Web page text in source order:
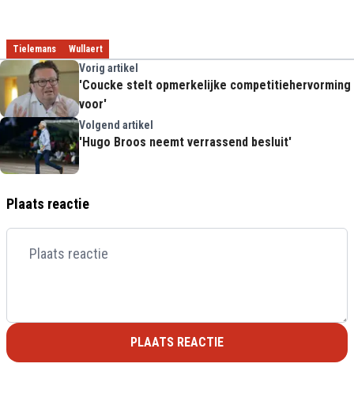
Tielemans Wullaert
Vorig artikel
'Coucke stelt opmerkelijke competitiehervorming
voor'
Volgend artikel
'Hugo Broos neemt verrassend besluit'
Plaats reactie
PLAATS REACTIE